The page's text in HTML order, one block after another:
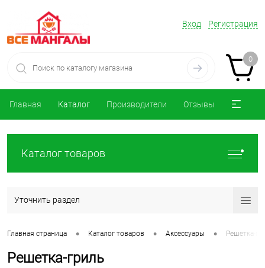
Вход Регистрация
0
Главная Каталог Производители Отзывы
Каталог товаров
Уточнить раздел
Главная страница • Каталог товаров • Аксессуары • Решетка-
Решетка-гриль